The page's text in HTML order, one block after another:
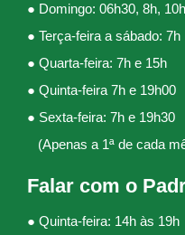
● Domingo: 06h30, 8h,
● Terça-feira a sábado: 7h
● Quarta-feira: 7h e 15h
● Quinta-feira 7h e 19h00
● Sexta-feira: 7h e 19h30
(Apenas a 1ª de cada
Falar com o
● Quinta-feira: 14h às 19h